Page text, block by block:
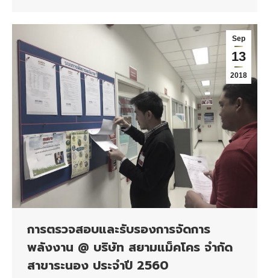
Sep
13
2018
การตรวจสอบและรับรองการจัดการ
พลังงาน @ บริษัท สยามแม็คโคร จำกัด
สาขาระนอง ประจำปี 2560